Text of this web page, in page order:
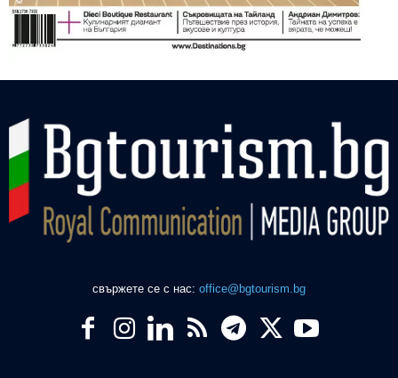
свържете се с нас: office@bgtourism.bg